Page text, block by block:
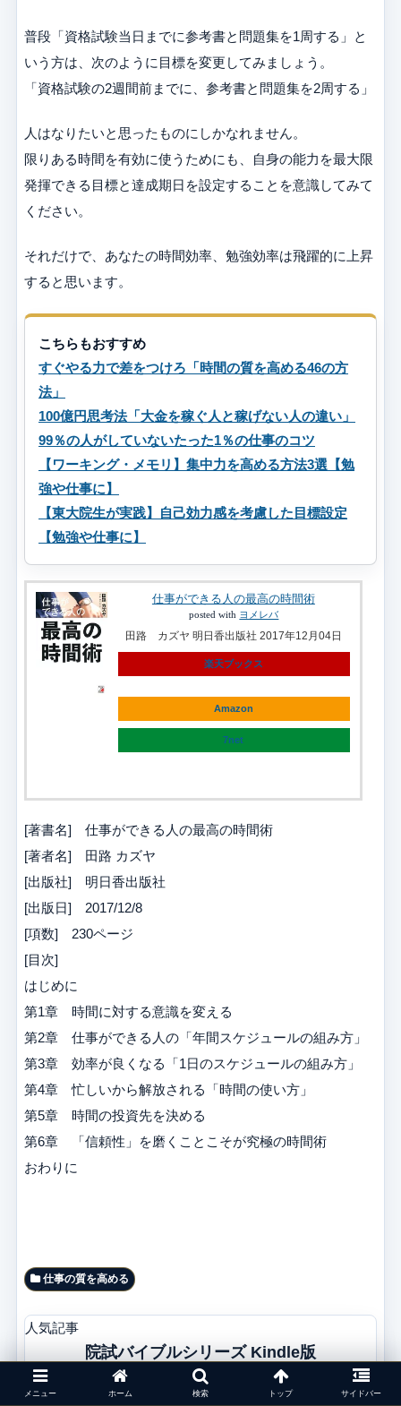
普段「資格試験当日までに参考書と問題集を1周する」と
いう方は、次のように目標を変更してみましょう。
「資格試験の2週間前までに、参考書と問題集を2周する」
人はなりたいと思ったものにしかなれません。
限りある時間を有効に使うためにも、自身の能力を最大限
発揮できる目標と達成期日を設定することを意識してみて
ください。
それだけで、あなたの時間効率、勉強効率は飛躍的に上昇
すると思います。
こちらもおすすめ
すぐやる力で差をつけろ「時間の質を高める46の方
法」
100億円思考法「大金を稼ぐ人と稼げない人の違い」
99％の人がしていないたった1％の仕事のコツ
【ワーキング・メモリ】集中力を高める方法3選【勉
強や仕事に】
【東大院生が実践】自己効力感を考慮した目標設定
【勉強や仕事に】
仕事ができる人の最高の時間術
posted with ヨメレバ
田路 カズヤ 明日香出版社 2017年12月04日
楽天ブックス
Amazon
7net
[著書名] 仕事ができる人の最高の時間術
[著者名] 田路 カズヤ
[出版社] 明日香出版社
[出版日] 2017/12/8
[項数] 230ページ
[目次]
はじめに
第1章 時間に対する意識を変える
第2章 仕事ができる人の「年間スケジュールの組み方」
第3章 効率が良くなる「1日のスケジュールの組み方」
第4章 忙しいから解放される「時間の使い方」
第5章 時間の投資先を決める
第6章 「信頼性」を磨くことこそが究極の時間術
おわりに
仕事の質を高める
人気記事
院試バイブルシリーズ Kindle版
最新版にアップデートしました！
メニュー ホーム 検索 トップ サイドバー